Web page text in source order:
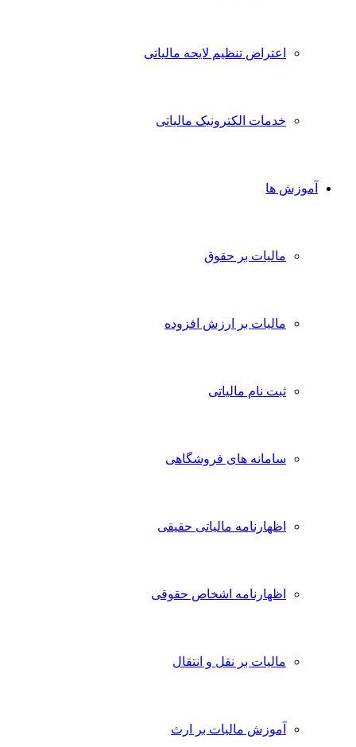
اعتراض تنظیم لایحه مالیاتی
خدمات الکترونیک مالیاتی
آموزش ها
مالیات بر حقوق
مالیات بر ارزش افزوده
ثبت نام مالیاتی
سامانه های فروشگاهی
اظهارنامه مالیاتی حقیقی
اظهارنامه اشخاص حقوقی
مالیات بر نقل و انتقال
آموزش مالیات بر ارث